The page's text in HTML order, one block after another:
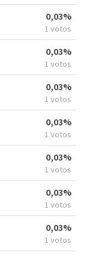
0,03%
1 votos
0,03%
1 votos
0,03%
1 votos
0,03%
1 votos
0,03%
1 votos
0,03%
1 votos
0,03%
1 votos